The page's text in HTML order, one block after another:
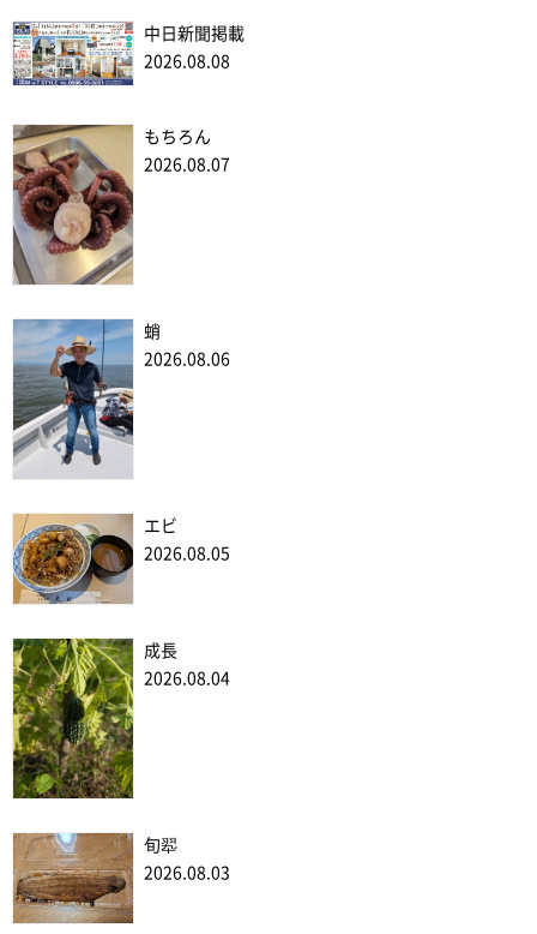
中日新聞掲載
2026.08.08
もちろん
2026.08.07
蛸
2026.08.06
エビ
2026.08.05
成長
2026.08.04
旬翆
2026.08.03